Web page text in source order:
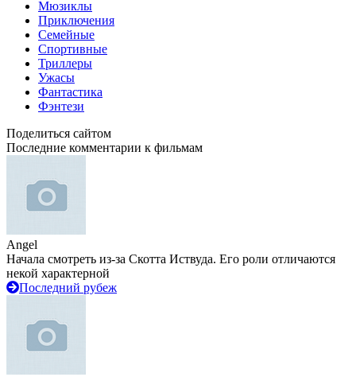
Мюзиклы
Приключения
Семейные
Спортивные
Триллеры
Ужасы
Фантастика
Фэнтези
Поделиться сайтом
Последние комментарии к фильмам
Angel
Начала смотреть из-за Скотта Иствуда. Его роли отличаются
некой характерной
Последний рубеж